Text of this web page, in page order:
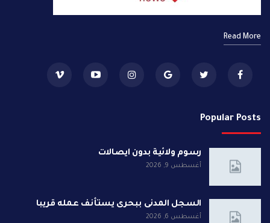
Read More
Popular Posts
رسوم ولائية بدون ايصالات
أغسطس 9, 2026
السجل المدنى ببحرى يستأنف عمله قريبا
أغسطس 6, 2026